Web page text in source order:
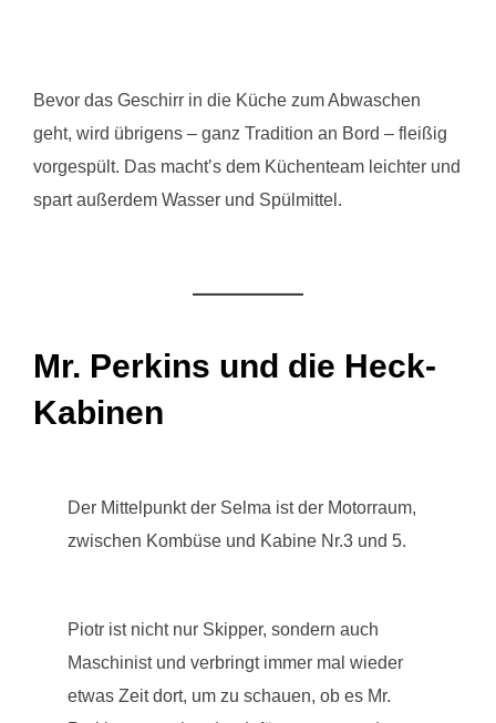
Bevor das Geschirr in die Küche zum Abwaschen
geht, wird übrigens – ganz Tradition an Bord – fleißig
vorgespült. Das macht’s dem Küchenteam leichter und
spart außerdem Wasser und Spülmittel.
Mr. Perkins und die Heck-
Kabinen
Der Mittelpunkt der Selma ist der Motorraum,
zwischen Kombüse und Kabine Nr.3 und 5.
Piotr ist nicht nur Skipper, sondern auch
Maschinist und verbringt immer mal wieder
etwas Zeit dort, um zu schauen, ob es Mr.